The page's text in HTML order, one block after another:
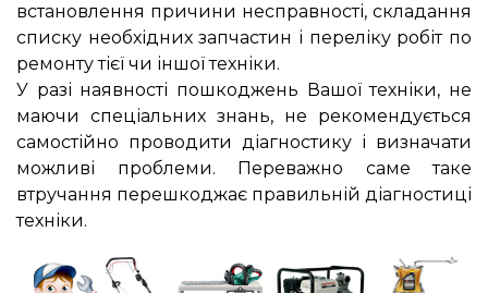
встановлення причини несправності, складання
списку необхідних запчастин і переліку робіт по
ремонту тієї чи іншої техніки.
У разі наявності пошкоджень Вашої техніки, не
маючи спеціальних знань, не рекомендується
самостійно проводити діагностику і визначати
можливі проблеми. Переважно саме таке
втручання перешкоджає правильній діагностиці
техніки.